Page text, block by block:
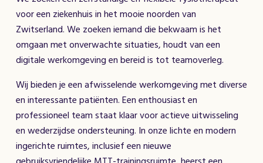
voor een ziekenhuis in het mooie noorden van
Zwitserland. We zoeken iemand die bekwaam is het
omgaan met onverwachte situaties, houdt van een
digitale werkomgeving en bereid is tot teamoverleg.
Wij bieden je een afwisselende werkomgeving met diverse
en interessante patiënten. Een enthousiast en
professioneel team staat klaar voor actieve uitwisseling
en wederzijdse ondersteuning. In onze lichte en modern
ingerichte ruimtes, inclusief een nieuwe